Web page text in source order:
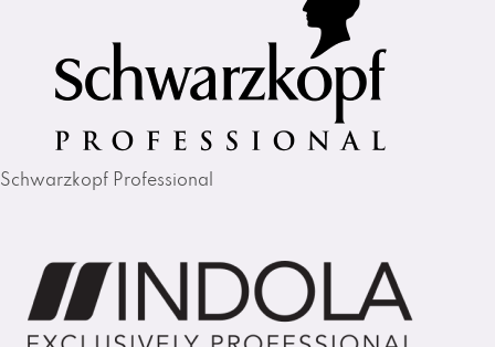
Schwarzkopf Professional